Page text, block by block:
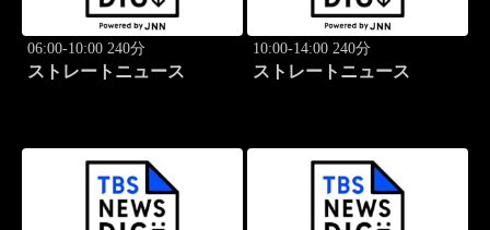
06:00-10:00 240分
ストレートニュース
10:00-14:00 240分
ストレートニュース